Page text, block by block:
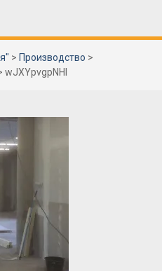
> Производство >
wJXYpvgpNHI